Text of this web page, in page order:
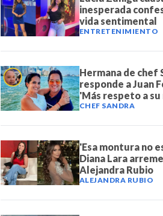
inesperada
vida sentimental
ENTRETENIMIENTO
Hermana de chef
responde a Juan
'Más respeto a su
CHEF SANDRA
'Esa montura no
Diana Lara
Alejandra Rubio
ALEJANDRA RUBIO